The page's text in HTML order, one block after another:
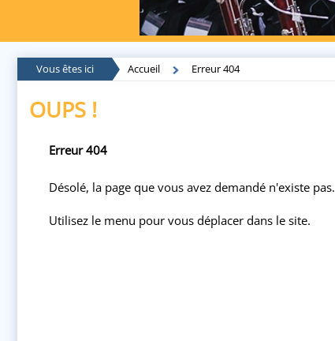
Vous êtes ici Accueil Erreur 404
OUPS !
Erreur 404
Désolé, la page que vous avez demandé n'existe pas.
Utilisez le menu pour vous déplacer dans le site.